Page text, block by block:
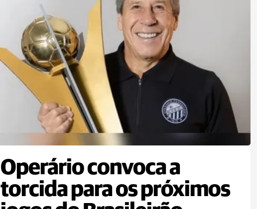
Operário convoca a
torcida para os próximos